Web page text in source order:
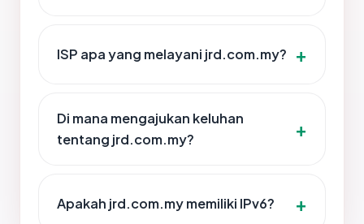
ISP apa yang melayani jrd.com.my?
Di mana mengajukan keluhan
tentang jrd.com.my?
Apakah jrd.com.my memiliki IPv6?